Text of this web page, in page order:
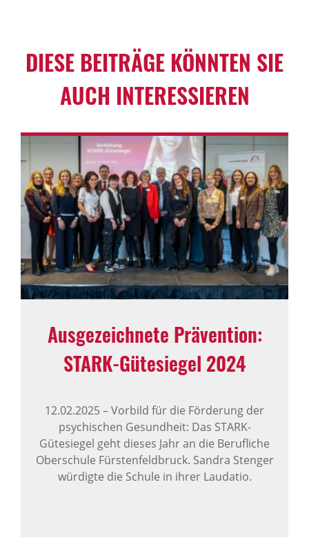
DIESE BEITRÄGE KÖNNTEN SIE
AUCH INTER­ES­SIEREN
Ausge­zeich­nete Präven­tion:
STARK-​Gütesiegel 2024
12.02.2025–Vorbild für die Förderung der
psychischen Gesundheit: Das STARK-
Gütesiegel geht dieses Jahr an die Berufliche
Oberschule Fürstenfeldbruck. Sandra Stenger
würdigte die Schule in ihrer Laudatio.